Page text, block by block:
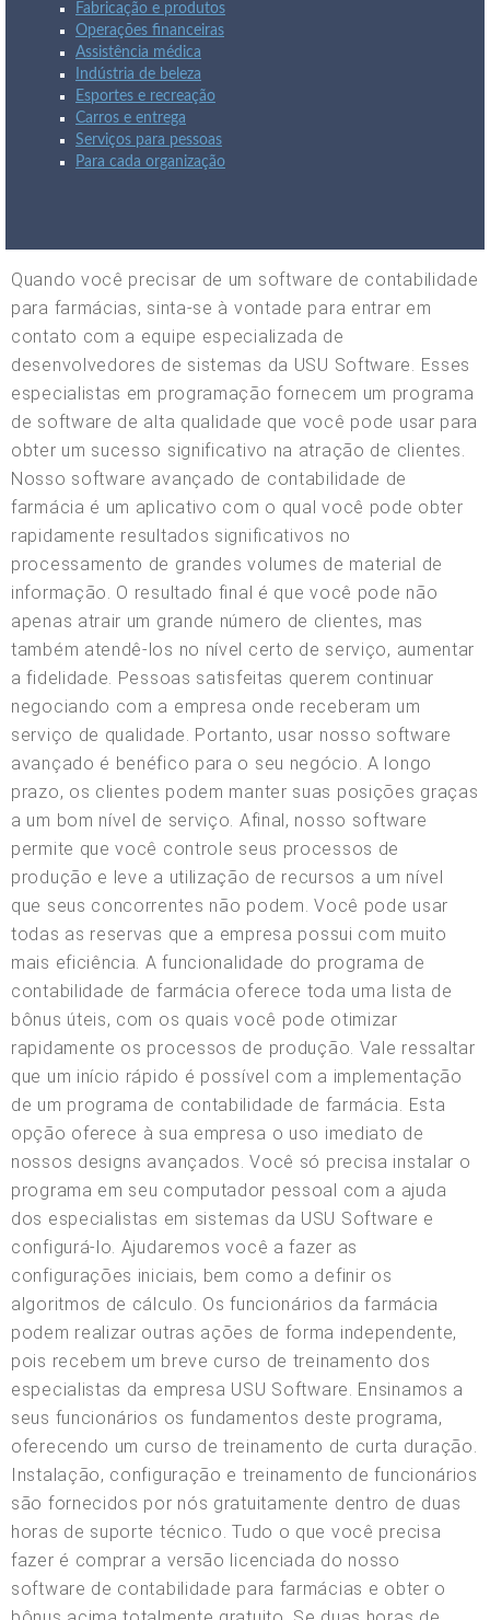
Fabricação e produtos
Operações financeiras
Assistência médica
Indústria de beleza
Esportes e recreação
Carros e entrega
Serviços para pessoas
Para cada organização
Quando você precisar de um software de contabilidade
para farmácias, sinta-se à vontade para entrar em
contato com a equipe especializada de
desenvolvedores de sistemas da USU Software. Esses
especialistas em programação fornecem um programa
de software de alta qualidade que você pode usar para
obter um sucesso significativo na atração de clientes.
Nosso software avançado de contabilidade de
farmácia é um aplicativo com o qual você pode obter
rapidamente resultados significativos no
processamento de grandes volumes de material de
informação. O resultado final é que você pode não
apenas atrair um grande número de clientes, mas
também atendê-los no nível certo de serviço, aumentar
a fidelidade. Pessoas satisfeitas querem continuar
negociando com a empresa onde receberam um
serviço de qualidade. Portanto, usar nosso software
avançado é benéfico para o seu negócio. A longo
prazo, os clientes podem manter suas posições graças
a um bom nível de serviço. Afinal, nosso software
permite que você controle seus processos de
produção e leve a utilização de recursos a um nível
que seus concorrentes não podem. Você pode usar
todas as reservas que a empresa possui com muito
mais eficiência. A funcionalidade do programa de
contabilidade de farmácia oferece toda uma lista de
bônus úteis, com os quais você pode otimizar
rapidamente os processos de produção. Vale ressaltar
que um início rápido é possível com a implementação
de um programa de contabilidade de farmácia. Esta
opção oferece à sua empresa o uso imediato de
nossos designs avançados. Você só precisa instalar o
programa em seu computador pessoal com a ajuda
dos especialistas em sistemas da USU Software e
configurá-lo. Ajudaremos você a fazer as
configurações iniciais, bem como a definir os
algoritmos de cálculo. Os funcionários da farmácia
podem realizar outras ações de forma independente,
pois recebem um breve curso de treinamento dos
especialistas da empresa USU Software. Ensinamos a
seus funcionários os fundamentos deste programa,
oferecendo um curso de treinamento de curta duração.
Instalação, configuração e treinamento de funcionários
são fornecidos por nós gratuitamente dentro de duas
horas de suporte técnico. Tudo o que você precisa
fazer é comprar a versão licenciada do nosso
software de contabilidade para farmácias e obter o